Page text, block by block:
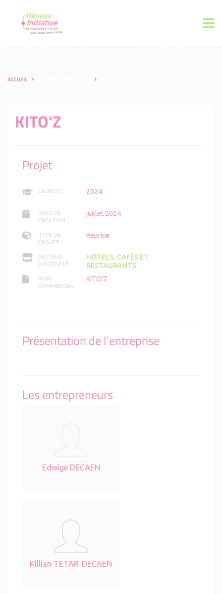
ACCUEIL
KITO'Z
Projet
LAURÉAT : 2024
DATE DE
CRÉATION :
juillet 2024
TYPE DE
PROJET :
Reprise
SECTEUR
D'ACTIVITÉ :
HÔTELS, CAFÉS ET
RESTAURANTS
NOM
COMMERCIAL
:
KITO'Z
Présentation de l'entreprise
Les entrepreneurs
Edwige DECAEN
Killian TETAR-DECAEN